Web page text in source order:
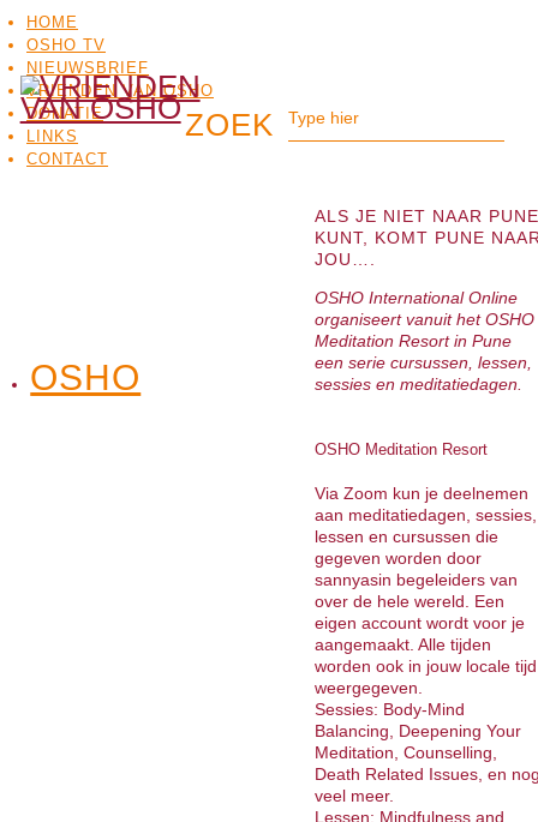
HOME
OSHO TV
NIEUWSBRIEF
VRIENDEN VAN OSHO
DONATIE
LINKS
CONTACT
OSHOOSHO MEDITATIE
ALS JE NIET NAAR PUNE
KUNT, KOMT PUNE
JOU….
OSHO International Online
organiseert vanuit het OSHO
Meditation Resort in Pune
een serie cursussen, lessen,
sessies en meditatiedagen.
OSHO Meditation Resort
Via Zoom kun je deelnemen
aan meditatiedagen, sessies,
lessen en cursussen die
gegeven worden door
sannyasin begeleiders van
over de hele wereld. Een
eigen account wordt voor je
aangemaakt. Alle tijden
worden ook in jouw locale tijd
weergegeven.
Sessies: Body-Mind
Balancing, Deepening Your
Meditation, Counselling,
Death Related Issues, en
veel meer.
Lessen: Mindfulness and